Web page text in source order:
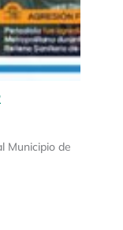
Municipio de